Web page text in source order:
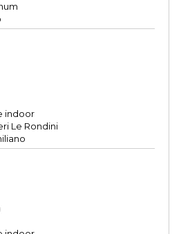
indoor
Le Rondini